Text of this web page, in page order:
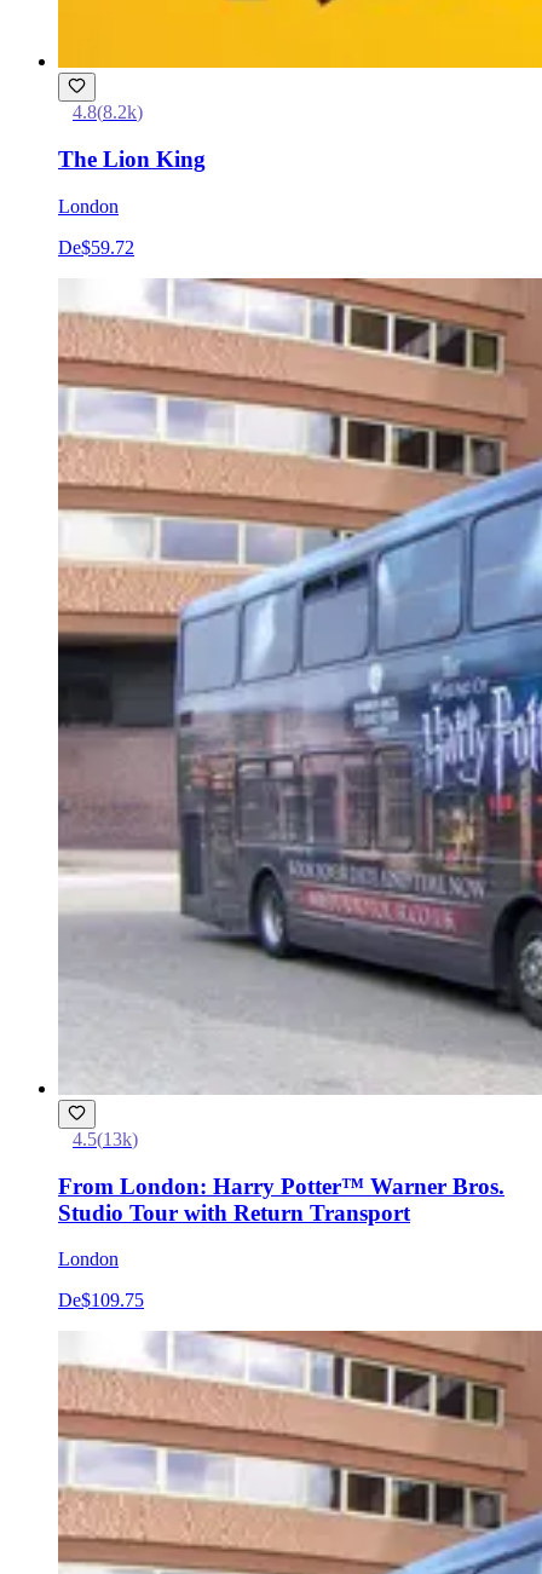
4.8(8.2k)
The Lion King
London
De$59.72
4.5(13k)
From London: Harry Potter™ Warner Bros.
Studio Tour with Return Transport
London
De$109.75